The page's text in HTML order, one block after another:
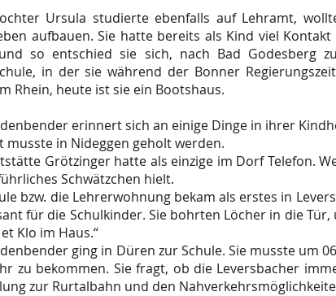
Ursula studierte ebenfalls auf Lehramt,
aufbauen. Sie hatte bereits als Kind viel
so entschied sie sich, nach Bad Godesberg
in der sie während der Bonner
Rhein, heute ist sie ein Bootshaus.
erinnert sich an einige Dinge in ihrer
musste in Nideggen geholt werden.
Grötzinger hatte als einzige im Dorf Telefon.
Schwätzchen hielt.
bzw. die Lehrerwohnung bekam als erstes in
für die Schulkinder. Sie bohrten Löcher in die
Klo im Haus.“
ging in Düren zur Schule. Sie musste um
zu bekommen. Sie fragt, ob die Leversbacher
zur Rurtalbahn und den